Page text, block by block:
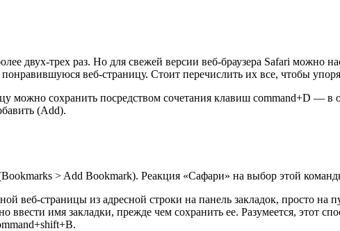
двух-трех раз. Но для свежей версии веб-браузера Safari можно
веб-страницу. Стоит перечислить их все, чтобы
можно сохранить посредством сочетания клавиш command+D — в
(Add).
> Add Bookmark). Реакция «Сафари» на выбор этой
веб-страницы из адресной строки на панель закладок, просто
имя закладки, прежде чем сохранить ее. Разумеется, этот